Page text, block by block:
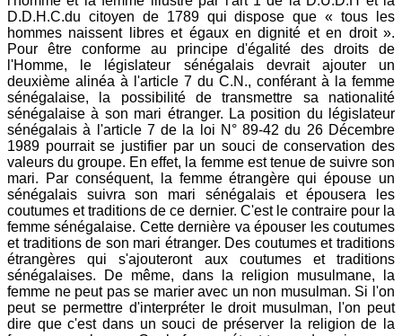
D.D.H.C.du citoyen de 1789 qui dispose que « tous les
hommes naissent libres et égaux en dignité et en droit ».
Pour être conforme au principe d'égalité des droits de
l'Homme, le législateur sénégalais devrait ajouter un
deuxième alinéa à l'article 7 du C.N., conférant à la femme
sénégalaise, la possibilité de transmettre sa nationalité
sénégalaise à son mari étranger. La position du législateur
sénégalais à l'article 7 de la loi N° 89-42 du 26 Décembre
1989 pourrait se justifier par un souci de conservation des
valeurs du groupe. En effet, la femme est tenue de suivre son
mari. Par conséquent, la femme étrangère qui épouse un
sénégalais suivra son mari sénégalais et épousera les
coutumes et traditions de ce dernier. C'est le contraire pour la
femme sénégalaise. Cette dernière va épouser les coutumes
et traditions de son mari étranger. Des coutumes et traditions
étrangères qui s'ajouteront aux coutumes et traditions
sénégalaises. De même, dans la religion musulmane, la
femme ne peut pas se marier avec un non musulman. Si l'on
peut se permettre d'interpréter le droit musulman, l'on peut
dire que c'est dans un souci de préserver la religion de la